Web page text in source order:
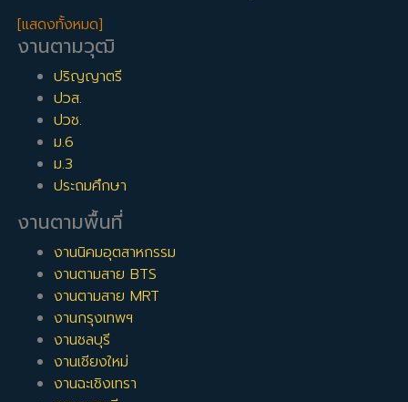
[แสดงทั้งหมด]
งานตามวุฒิ
ปริญญาตรี
ปวส.
ปวช.
ม.6
ม.3
ประถมศึกษา
งานตามพื้นที่
งานนิคมอุตสาหกรรม
งานตามสาย BTS
งานตามสาย MRT
งานกรุงเทพฯ
งานชลบุรี
งานเชียงใหม่
งานฉะเชิงเทรา